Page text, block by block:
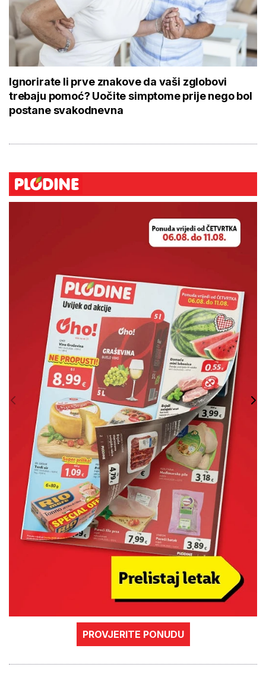
Ignorirate li prve znakove da vaši zglobovi
trebaju pomoć? Uočite simptome prije nego bol
postane svakodnevna
PROVJERITE PONUDU